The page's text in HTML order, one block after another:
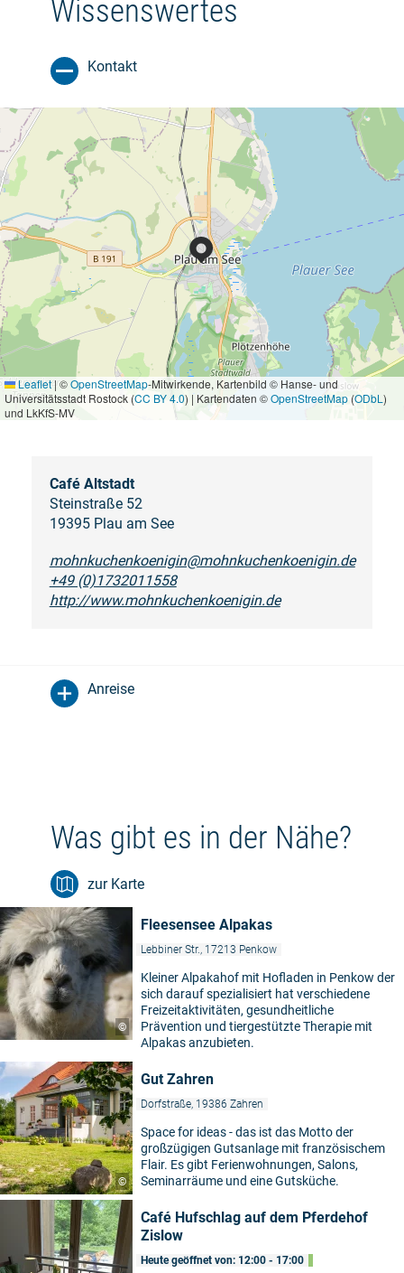
Wissenswertes
Kontakt
Leaflet|©OpenStreetMap-Mitwirkende, Kartenbild © Hanse- und
Universitätsstadt Rostock (CC BY 4.0) | Kartendaten ©OpenStreetMap (ODbL )
und LkKfS-MV
Café Altstadt
Steinstraße 52
19395 Plau am See
mohnkuchenkoenigin@mohnkuchenkoenigin.de
+49 (0)1732011558
http://www.mohnkuchenkoenigin.de
Anreise
Was gibt es in der Nähe?
zur Karte
©
Fleesensee Alpakas
Lebbiner Str., 17213 Penkow
Kleiner Alpakahof mit Hofladen in Penkow der
sich darauf spezialisiert hat verschiedene
Freizeitaktivitäten, gesundheitliche
Prävention und tiergestützte Therapie mit
Alpakas anzubieten.
©
Gut Zahren
Dorfstraße, 19386 Zahren
Space for ideas - das ist das Motto der
großzügigen Gutsanlage mit französischem
Flair. Es gibt Ferienwohnungen, Salons,
Seminarräume und eine Gutsküche.
Café Hufschlag auf dem Pferdehof
Zislow
Heute geöffnet von: 12:00 - 17:00